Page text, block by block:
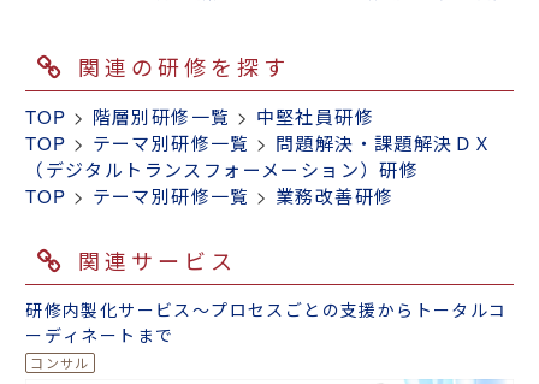
関連の研修を探す
TOP > 階層別研修一覧 > 中堅社員研修
TOP > テーマ別研修一覧 > 問題解決・課題解決ＤＸ
（デジタルトランスフォーメーション）研修
TOP > テーマ別研修一覧 > 業務改善研修
関連サービス
研修内製化サービス～プロセスごとの支援からトータルコ
ーディネートまで